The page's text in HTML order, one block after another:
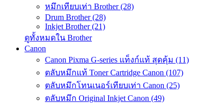
หมึกเทียบเท่า Brother (28)
Drum Brother (28)
Inkjet Brother (21)
ดูทั้งหมดใน Brother
Canon
Canon Pixma G-series แท็งก์แท้ สุดคุ้ม (11)
ตลับหมึกแท้ Toner Cartridge Canon (107)
ตลับหมึกโทนเนอร์เทียบเท่า Canon (25)
ตลับหมึก Original Inkjet Canon (49)